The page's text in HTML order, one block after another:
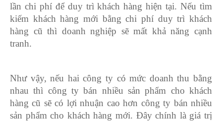
lần chi phí để duy trì khách hàng hiện tại. Nếu tìm
kiếm khách hàng mới bằng chi phí duy trì khách
hàng cũ thì doanh nghiệp sẽ mất khả năng cạnh
tranh.
Như vậy, nếu hai công ty có mức doanh thu bằng
nhau thì công ty bán nhiều sản phẩm cho khách
hàng cũ sẽ có lợi nhuận cao hơn công ty bán nhiều
sản phẩm cho khách hàng mới. Đây chính là giá trị